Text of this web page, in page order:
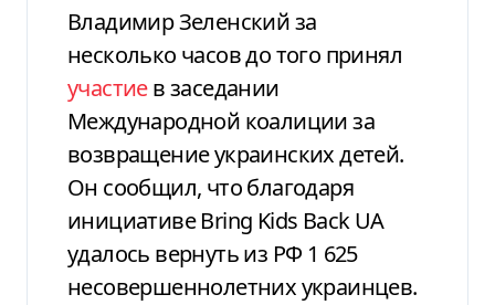
Владимир Зеленский за
несколько часов до того принял
участиев заседании
Международной коалиции за
возвращение украинских детей.
Он сообщил, что благодаря
инициативе Bring Kids Back UA
удалось вернуть из РФ 1 625
несовершеннолетних украинцев.